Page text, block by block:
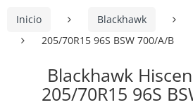
Inicio Blackhawk
205/70R15 96S BSW 700/A/B
Blackhawk
205/70R15 96S